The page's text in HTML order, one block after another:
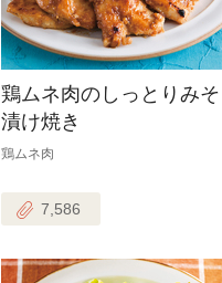
鶏ムネ肉のしっとりみそ
漬け焼き
鶏ムネ肉
7,586